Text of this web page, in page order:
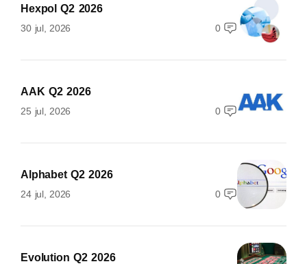
Hexpol Q2 2026
30 jul, 2026 0
AAK Q2 2026
25 jul, 2026 0
Alphabet Q2 2026
24 jul, 2026 0
Evolution Q2 2026